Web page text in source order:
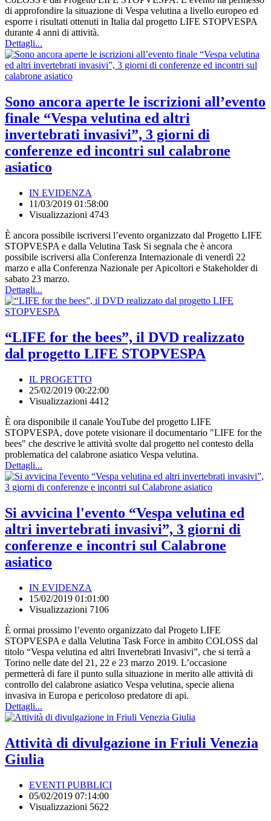
di approfondire la situazione di Vespa velutina a livello europeo ed
esporre i risultati ottenuti in Italia dal progetto LIFE STOPVESPA
durante 4 anni di attività.
Dettagli...
Sono ancora aperte le iscrizioni all’evento
finale “Vespa velutina ed altri
invertebrati invasivi”, 3 giorni di
conferenze ed incontri sul calabrone
asiatico
IN EVIDENZA
11/03/2019 01:58:00
Visualizzazioni 4743
È ancora possibile iscriversi l’evento organizzato dal Progetto LIFE
STOPVESPA e dalla Velutina Task Si segnala che è ancora
possibile iscriversi alla Conferenza Internazionale di venerdì 22
marzo e alla Conferenza Nazionale per Apicoltori e Stakeholder di
sabato 23 marzo.
Dettagli...
“LIFE for the bees”, il DVD realizzato
dal progetto LIFE STOPVESPA
IL PROGETTO
25/02/2019 00:22:00
Visualizzazioni 4412
È ora disponibile il canale YouTube del progetto LIFE
STOPVESPA, dove potete visionare il documentario "LIFE for the
bees" che descrive le attività svolte dal progetto nel contesto della
problematica del calabrone asiatico Vespa velutina.
Dettagli...
Si avvicina l'evento “Vespa velutina ed
altri invertebrati invasivi”, 3 giorni di
conferenze e incontri sul Calabrone
asiatico
IN EVIDENZA
15/02/2019 01:01:00
Visualizzazioni 7106
È ormai prossimo l’evento organizzato dal Progeto LIFE
STOPVESPA e dalla Velutina Task Force in ambito COLOSS dal
titolo “Vespa velutina ed altri Invertebrati Invasivi”, che si terrà a
Torino nelle date del 21, 22 e 23 marzo 2019. L’occasione
permetterà di fare il punto sulla situazione in merito alle attività di
controllo del calabrone asiatico Vespa velutina, specie aliena
invasiva in Europa e pericoloso predatore di api.
Dettagli...
Attività di divulgazione in Friuli Venezia
Giulia
EVENTI PUBBLICI
05/02/2019 07:14:00
Visualizzazioni 5622